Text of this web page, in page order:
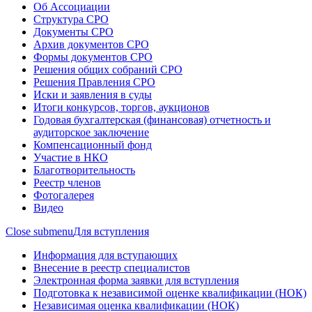
Об Ассоциации
Структура СРО
Документы СРО
Архив документов СРО
Формы документов СРО
Решения общих собраний СРО
Решения Правления СРО
Иски и заявления в суды
Итоги конкурсов, торгов, аукционов
Годовая бухгалтерская (финансовая) отчетность и
аудиторское заключение
Компенсационный фонд
Участие в НКО
Благотворительность
Реестр членов
Фотогалерея
Видео
Close submenuДля вступления
Информация для вступающих
Внесение в реестр специалистов
Электронная форма заявки для вступления
Подготовка к независимой оценке квалификации (НОК)
Независимая оценка квалификации (НОК)